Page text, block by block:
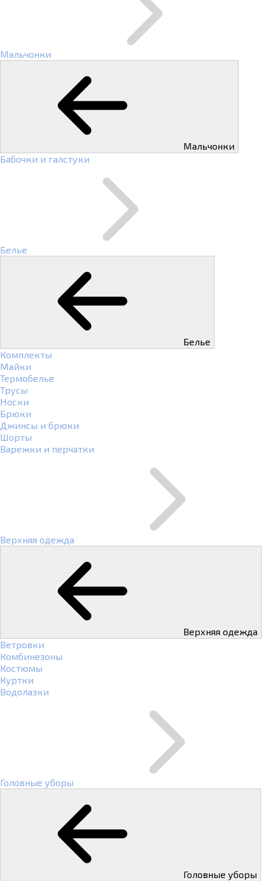
Мальчонки
Мальчонки
Бабочки и галстуки
Белье
Белье
Комплекты
Майки
Термобелье
Трусы
Носки
Брюки
Джинсы и брюки
Шорты
Варежки и перчатки
Верхняя одежда
Верхняя одежда
Ветровки
Комбинезоны
Костюмы
Куртки
Водолазки
Головные уборы
Головные уборы